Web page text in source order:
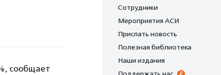
сообщает
Сотрудники
Мероприятия АСИ
Прислать новость
Полезная библиотека
Наши издания